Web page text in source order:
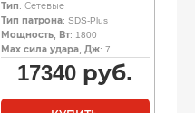
Тип: Сетевые
Тип патрона: SDS-Plus
Мощность, Вт: 1800
Мах сила удара, Дж: 7
17340 руб.